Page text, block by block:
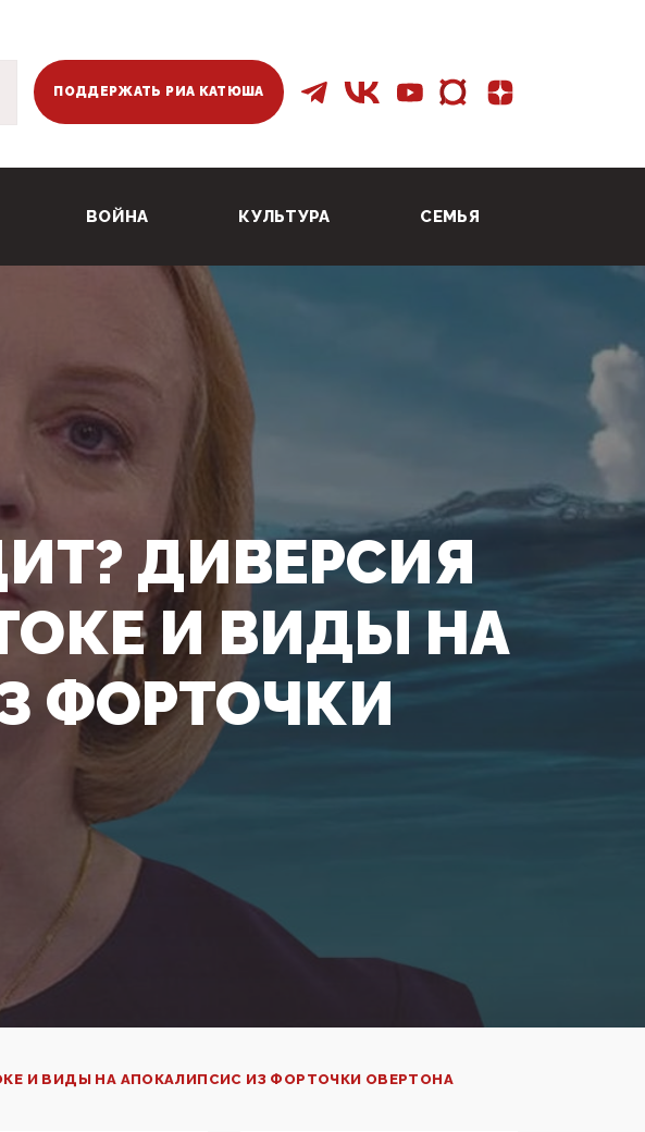
ПОДДЕРЖАТЬ РИА КАТЮША
ВОЙНА КУЛЬТУРА СЕМЬЯ
ДИВЕРСИЯ
И ВИДЫ НА
ФОРТОЧКИ
И ВИДЫ НА АПОКАЛИПСИС ИЗ ФОРТОЧКИ ОВЕРТОНА